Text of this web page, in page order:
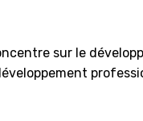
sur le